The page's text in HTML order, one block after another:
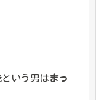
いう男はまっ